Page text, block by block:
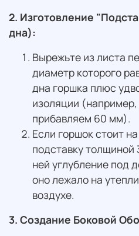
2. Изготовление
дна):
Вырежьте из листа
диаметр которого
дна горшка плюс
изоляции
прибавляем 60 мм).
Если горшок стоит
подставку
ней углубление под
оно лежало на
воздухе.
3. Создание Боковой